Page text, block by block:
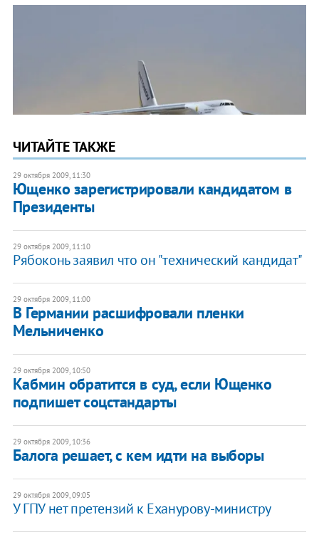
ЧИТАЙТЕ ТАКЖЕ
29 октября 2009, 11:30
Ющенко зарегистрировали кандидатом в
Президенты
29 октября 2009, 11:10
Рябоконь заявил что он "технический кандидат"
29 октября 2009, 11:00
В Германии расшифровали пленки
Мельниченко
29 октября 2009, 10:50
Кабмин обратится в суд, если Ющенко
подпишет соцстандарты
29 октября 2009, 10:36
Балога решает, с кем идти на выборы
29 октября 2009, 09:05
У ГПУ нет претензий к Еханурову-министру